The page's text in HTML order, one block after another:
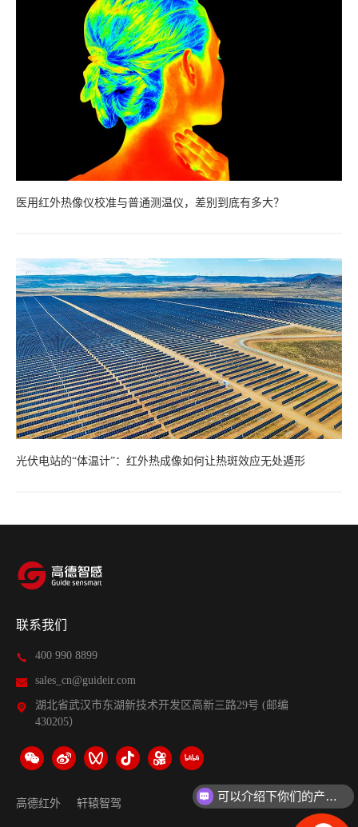
医用红外热像仪校准与普通测温仪，差别到底有多大？
光伏电站的“体温计”：红外热成像如何让热斑效应无处遁形
联系我们
400 990 8899
sales_cn@guideir.com
湖北省武汉市东湖新技术开发区高新三路29号 (邮编
430205）
高德红外 轩辕智驾
可以介绍下你们的产品么？